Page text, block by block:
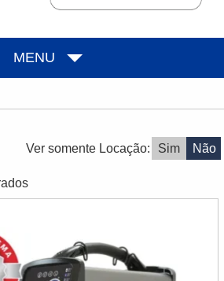
MENU
Ver somente Locação: Sim Não